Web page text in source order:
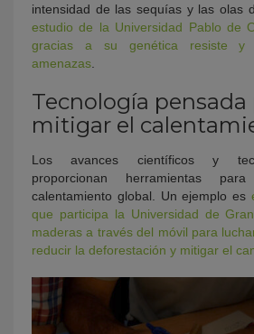
intensidad de las sequías y las olas
estudio de la Universidad Pablo de
gracias a su genética resiste y
amenazas
Tecnología pensada
mitigar el
Los avances científicos y
proporcionan herramientas
calentamiento global. Un ejemplo es
que participa la Universidad de
maderas a través del móvil para
reducir la deforestación y mitigar el